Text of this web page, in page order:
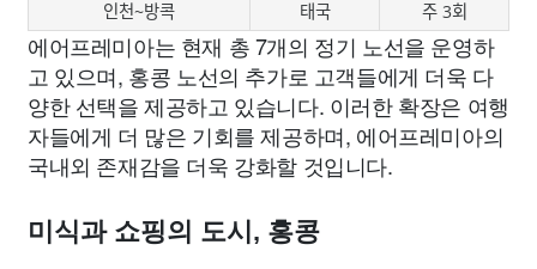
인천~방콕 태국 주 3회
에어프레미아는 현재 총 7개의 정기 노선을 운영하
고 있으며, 홍콩 노선의 추가로 고객들에게 더욱 다
양한 선택을 제공하고 있습니다. 이러한 확장은 여행
자들에게 더 많은 기회를 제공하며, 에어프레미아의
국내외 존재감을 더욱 강화할 것입니다.
미식과 쇼핑의 도시, 홍콩